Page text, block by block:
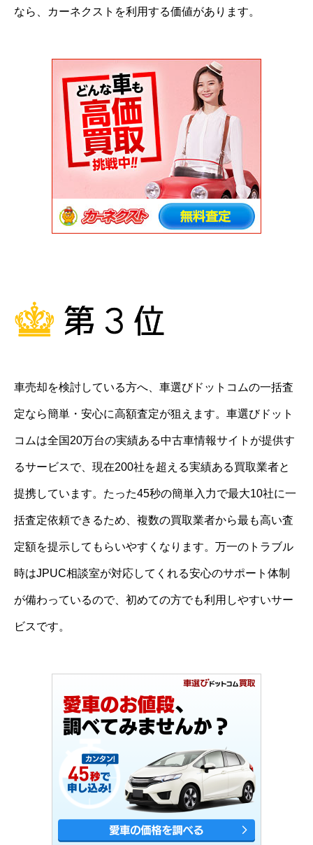
なら、カーネクストを利用する価値があります。
車売却を検討している方へ、車選びドットコムの一括査
定なら簡単・安心に高額査定が狙えます。車選びドット
コムは全国20万台の実績ある中古車情報サイトが提供す
るサービスで、現在200社を超える実績ある買取業者と
提携しています。たった45秒の簡単入力で最大10社に一
括査定依頼できるため、複数の買取業者から最も高い査
定額を提示してもらいやすくなります。万一のトラブル
時はJPUC相談室が対応してくれる安心のサポート体制
が備わっているので、初めての方でも利用しやすいサー
ビスです。